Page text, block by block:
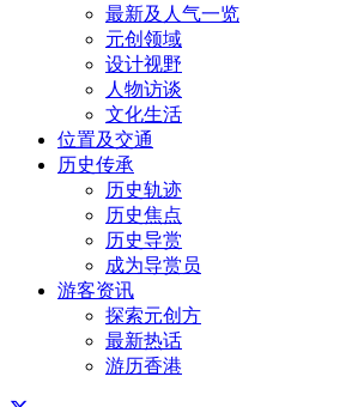
最新及人气一览
元创领域
设计视野
人物访谈
文化生活
位置及交通
历史传承
历史轨迹
历史焦点
历史导赏
成为导赏员
游客资讯
探索元创方
最新热话
游历香港